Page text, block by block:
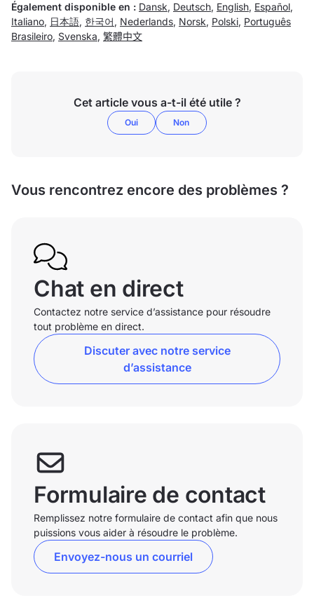
Également disponible en : Dansk, Deutsch, English, Español,
Italiano, 日本語, 한국어 , Nederlands, Norsk, Polski, Português
Brasileiro, Svenska, 繁體中文
Cet article vous a-t-il été utile ?
Oui Non
Vous rencontrez encore des problèmes ?
Chat en direct
Contactez notre service d’assistance pour résoudre
tout problème en direct.
Discuter avec notre service
d’assistance
Formulaire de contact
Remplissez notre formulaire de contact afin que nous
puissions vous aider à résoudre le problème.
Envoyez-nous un courriel